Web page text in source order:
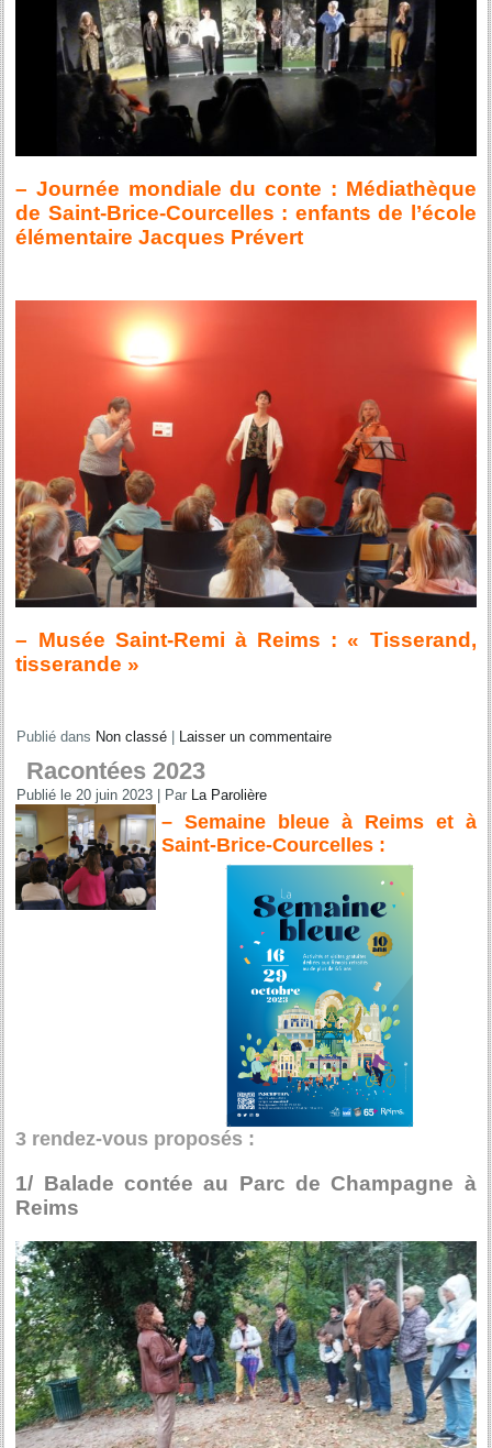
– Journée mondiale du conte : Médiathèque
de Saint-Brice-Courcelles : enfants de l’école
élémentaire Jacques Prévert
– Musée Saint-Remi à Reims : « Tisserand,
tisserande »
Publié dans Non classé Laisser un commentaire
Racontées 2023
Publié le 20 juin 2023 Par La Parolière
– Semaine bleue à Reims et à
Saint-Brice-Courcelles :
3 rendez-vous proposés :
1/ Balade contée au Parc de Champagne à
Reims